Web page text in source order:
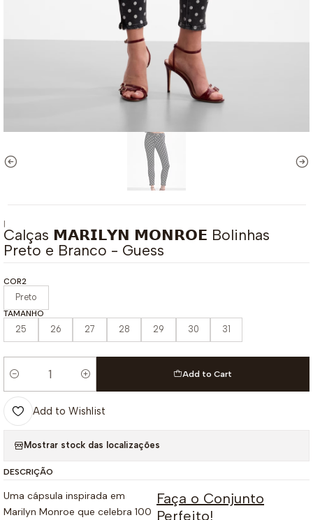
|
Calças 𝗠𝗔𝗥𝗜𝗟𝗬𝗡 𝗠𝗢𝗡𝗥𝗢𝗘 Bolinhas
Preto e Branco - Guess
COR2
Preto
TAMANHO
25 26 27 28 29 30 31
Quantity
Add to Cart
Add to Wishlist
Mostrar stock das localizações
DESCRIÇÃO
Uma cápsula inspirada em
Marilyn Monroe que celebra 100
Faça o Conjunto
Perfeito!